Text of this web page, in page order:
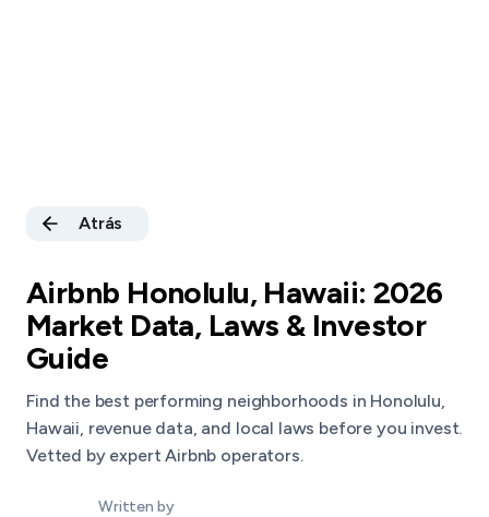
Atrás
Airbnb Honolulu, Hawaii: 2026
Market Data, Laws & Investor
Guide
Find the best performing neighborhoods in Honolulu,
Hawaii, revenue data, and local laws before you invest.
Vetted by expert Airbnb operators.
Written by